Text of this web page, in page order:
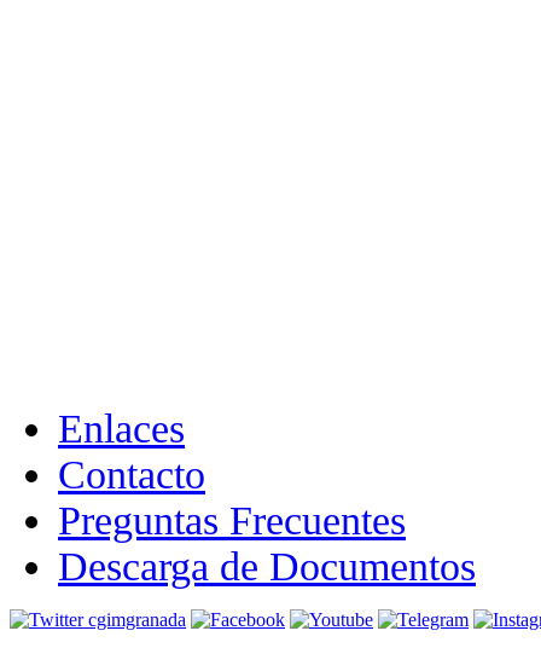
Enlaces
Contacto
Preguntas Frecuentes
Descarga de Documentos